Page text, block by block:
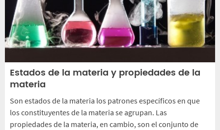
Estados de la materia y propiedades de la
materia
Son estados de la materia los patrones específicos en que
los constituyentes de la materia se agrupan. Las
propiedades de la materia, en cambio, son el conjunto de